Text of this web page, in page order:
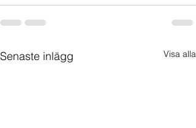
Senaste inlägg Visa alla